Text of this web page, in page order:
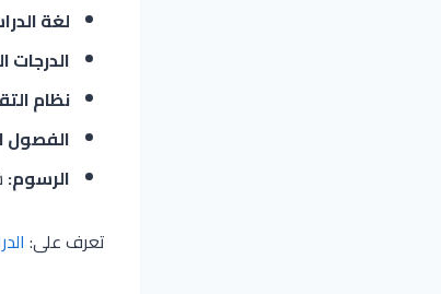
لغة
الدرجات
نظام
الفصول
الرسوم:
تعرف على: